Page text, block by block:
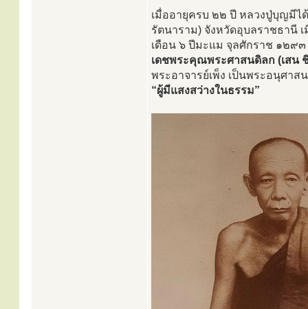
เมื่ออายุครบ ๒๒ ปี หลวงปู่บุญมี
รัตนาราม) จังหวัดอุบลราชธานี
เดือน ๖ ปีมะแม จุลศักราช ๑๒๙
เดชพระคุณพระศาสนดิลก (เสน
พระอาจารย์เพ็ง เป็นพระอนุศา
“ผู้มีแสงสว่างในธรรม”